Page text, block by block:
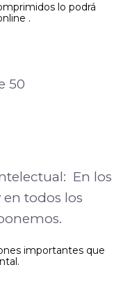
lo podrá
.
50
En los
todos los
importantes que